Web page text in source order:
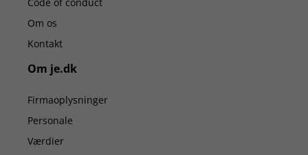
Om os
Kontakt
Om je.dk
Firmaoplysninger
Personale
Værdier